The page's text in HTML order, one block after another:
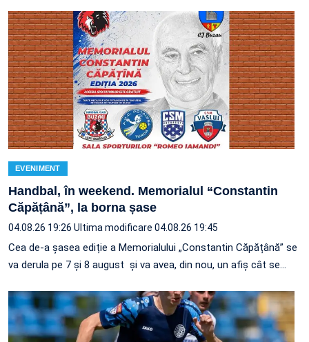
EVENIMENT
Handbal, în weekend. Memorialul “Constantin
Căpățână”, la borna șase
04.08.26 19:26 Ultima modificare 04.08.26 19:45
Cea de-a șasea ediție a Memorialului „Constantin Căpățână” se
va derula pe 7 și 8 august și va avea, din nou, un afiș cât se…